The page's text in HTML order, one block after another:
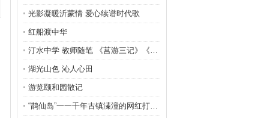
光影凝暖沂蒙情 爱心续谱时代歌
红船渡中华
汀水中学 教师随笔 《莒游三记》《峰山一游》
湖光山色 沁人心田
游览颐和园散记
“鹊仙岛”一一千年古镇溱潼的网红打卡地 图文